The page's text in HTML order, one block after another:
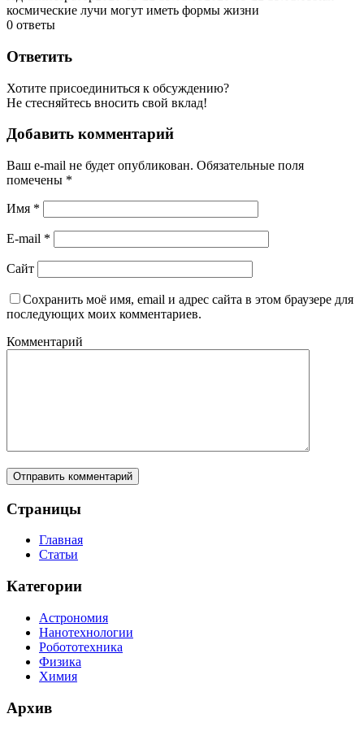
космические лучи могут иметь формы жизни
0 ответы
Ответить
Хотите присоединиться к обсуждению?
Не стесняйтесь вносить свой вклад!
Добавить комментарий
Ваш e-mail не будет опубликован. Обязательные поля
помечены *
Имя *
E-mail *
Сайт
Сохранить моё имя, email и адрес сайта в этом браузере для
последующих моих комментариев.
Комментарий
Страницы
Главная
Статьи
Категории
Астрономия
Нанотехнологии
Робототехника
Физика
Химия
Архив